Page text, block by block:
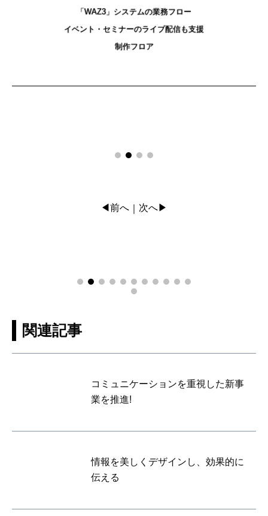
「WAZ3」システムの業務フロー
イベント・セミナーのライブ配信も支援
制作フロア
◀前へ 次へ▶
関連記事
コミュニケーションを重視した新事
業を推進!
情報を美しくデザインし、効果的に
伝える